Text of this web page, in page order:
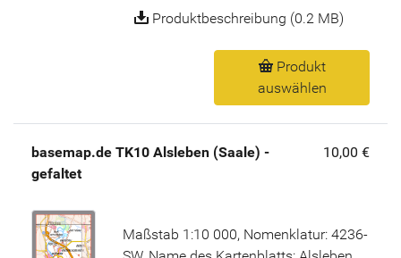
Produktbeschreibung (0.2 MB)
Produkt
auswählen
basemap.de TK10 Alsleben (Saale) -
gefaltet
10,00 €
Maßstab 1:10 000, Nomenklatur: 4236-